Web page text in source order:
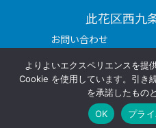
此花区西九
お問い合わせ
Copyright © 2014-2026 此花
シェア
よりよいエクスペリエンスを提
Cookie を使用しています。引き
を承諾したもの
OK
プラ